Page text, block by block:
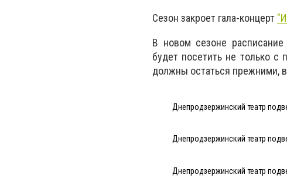
Сезон закроет гала-концерт
В новом сезоне
будет посетить не только
должны остаться прежними, в
Днепродзержинский театр
Днепродзержинский театр
Днепродзержинский театр